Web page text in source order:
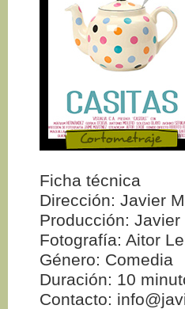
Ficha técnica
Dirección: Javier
Producción: Javier
Fotografía: Aitor
Género: Comedia
Duración: 10
Contacto: